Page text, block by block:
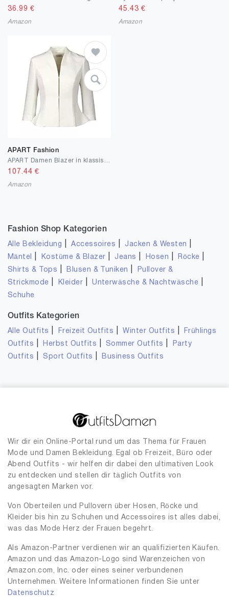
36.99 €
Amazon
45.43 €
Amazon
APART Fashion
107.44 €
Amazon
Fashion Shop Kategorien
Alle Bekleidung |Accessoires Jacken & Westen
Mäntel Kostüme & Blazer Jeans Hosen Röcke
Shirts & Tops Blusen & Tuniken
Pullover &
Strickmode
Kleider |Unterwäsche & Nachtwäsche
Schuhe
Outfits Kategorien
Alle Outfits Freizeit Outfits |Winter Outfits
Frühlings
Outfits
Herbst Outfits Sommer Outfits
Party
Outfits
Sport Outfits Business Outfits
Wir dir ein Online-Portal rund um das Thema für Frauen
Mode und Damen Bekleidung. Egal ob Freizeit, Büro oder
Abend Outfits - wir helfen dir dabei den ultimativen Look
zu entdecken und stellen dir täglich Outfits von
angesagten Marken vor.
Von Oberteilen und Pullovern über Hosen, Röcke und
Kleider bis hin zu Schuhen und Accessoires ist alles dabei,
was das Mode Herz der Frauen begehrt.
Als Amazon-Partner verdienen wir an qualifizierten Käufen.
Amazon und das Amazon-Logo sind Warenzeichen von
Amazon.com, Inc. oder eines seiner verbundenen
Unternehmen. Weitere Informationen finden Sie unter
Datenschutz